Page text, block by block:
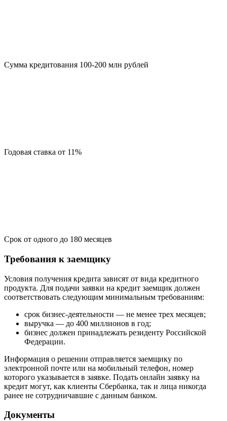
Сумма кредитования 100-200 млн рублей
Годовая ставка от 11%
Срок от одного до 180 месяцев
Требования к заемщику
Условия получения кредита зависят от вида кредитного
продукта. Для подачи заявки на кредит заемщик должен
соответствовать следующим минимальным требованиям:
срок бизнес-деятельности — не менее трех месяцев;
выручка — до 400 миллионов в год;
бизнес должен принадлежать резиденту Российской
Федерации.
Информация о решении отправляется заемщику по
электронной почте или на мобильный телефон, номер
которого указывается в заявке. Подать онлайн заявку на
кредит могут, как клиенты Сбербанка, так и лица никогда
ранее не сотрудничавшие с данным банком.
Документы